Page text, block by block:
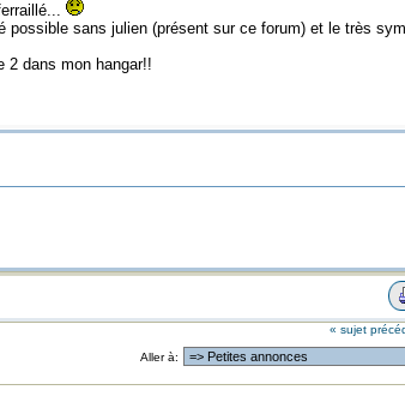
sans julien (présent sur ce forum) et le très
2 dans mon hangar!!
« sujet
Aller à: